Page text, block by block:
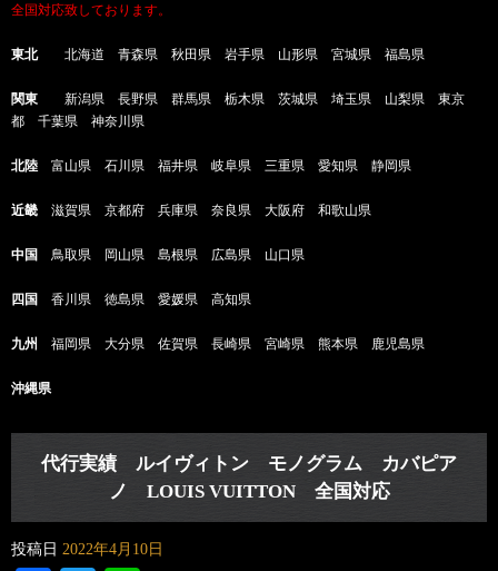
全国対応致しております。
東北 北海道 青森県 秋田県 岩手県 山形県 宮城県 福島県
関東 新潟県 長野県 群馬県 栃木県 茨城県 埼玉県 山梨県 東京
都 千葉県 神奈川県
北陸 富山県 石川県 福井県 岐阜県 三重県 愛知県 静岡県
近畿 滋賀県 京都府 兵庫県 奈良県 大阪府 和歌山県
中国 鳥取県 岡山県 島根県 広島県 山口県
四国 香川県 徳島県 愛媛県 高知県
九州 福岡県 大分県 佐賀県 長崎県 宮崎県 熊本県 鹿児島県
沖縄県
代行実績 ルイヴィトン モノグラム カバピア
ノ LOUIS VUITTON 全国対応
投稿日 2022年4月10日